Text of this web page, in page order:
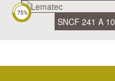
SNCF 241 A 10